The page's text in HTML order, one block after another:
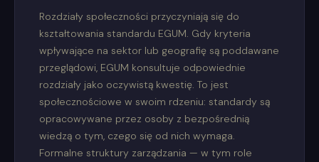
Rozdziały społeczności przyczyniają się do
kształtowania standardu EGUM. Gdy kryteria
wpływające na sektor lub geografię są poddawane
przeglądowi, EGUM konsultuje odpowiednie
rozdziały jako oczywistą kwestię. To jest
społecznościowe w swoim rdzeniu: standardy są
opracowywane przez osoby z bezpośrednią
wiedzą o tym, czego się od nich wymaga.
Formalne struktury zarządzania — w tym role